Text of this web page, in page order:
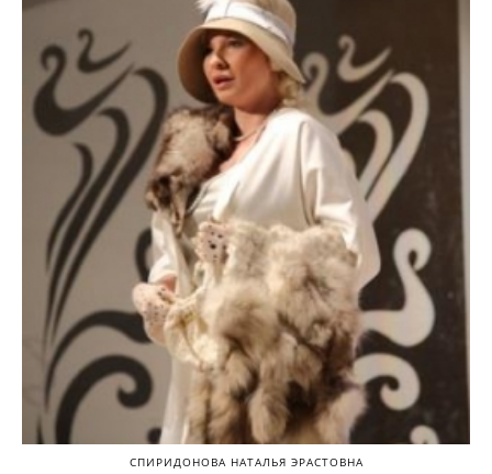
СПИРИДОНОВА НАТАЛЬЯ ЭРАСТОВНА